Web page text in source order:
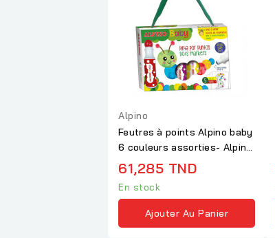
Alpino
Feutres à points Alpino baby
6 couleurs assorties- Alpino
Baby
61,285 TND
En stock
Ajouter Au Panier